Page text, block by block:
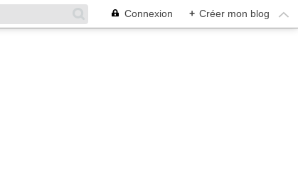
Connexion + Créer mon blog